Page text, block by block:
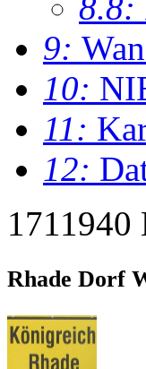
9:
10:
11:
12:
1711940
Rhade Dorf